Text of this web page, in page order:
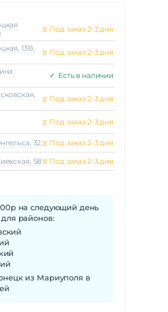
⧖ Под заказ 2-3 дня
13В,
⧖ Под заказ 2-3 дня
✓ Есть в наличии
⧖ Под заказ 2-3 дня
⧖ Под заказ 2-3 дня
32 ⧖ Под заказ 2-3 дня
58 ⧖ Под заказ 2-3 дня
на следующий день
для районов:
из Мариуполя в